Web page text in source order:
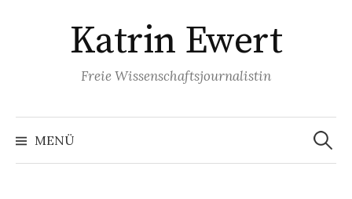
Katrin Ewert
Freie Wissenschaftsjournalistin
MENÜ
Suche
nach: